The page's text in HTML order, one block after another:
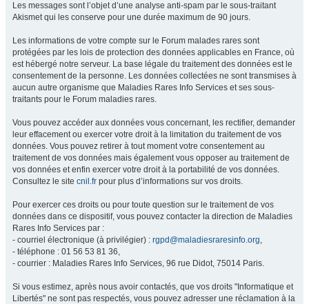
Les messages sont l’objet d’une analyse anti-spam par le sous-traitant
Akismet qui les conserve pour une durée maximum de 90 jours.
Les informations de votre compte sur le Forum malades rares sont
protégées par les lois de protection des données applicables en France, où
est hébergé notre serveur. La base légale du traitement des données est le
consentement de la personne. Les données collectées ne sont transmises à
aucun autre organisme que Maladies Rares Info Services et ses sous-
traitants pour le Forum maladies rares.
Vous pouvez accéder aux données vous concernant, les rectifier, demander
leur effacement ou exercer votre droit à la limitation du traitement de vos
données. Vous pouvez retirer à tout moment votre consentement au
traitement de vos données mais également vous opposer au traitement de
vos données et enfin exercer votre droit à la portabilité de vos données.
Consultez le site cnil.fr pour plus d’informations sur vos droits.
Pour exercer ces droits ou pour toute question sur le traitement de vos
données dans ce dispositif, vous pouvez contacter la direction de Maladies
Rares Info Services par :
- courriel électronique (à privilégier) : rgpd@maladiesraresinfo.org,
- téléphone : 01 56 53 81 36,
- courrier : Maladies Rares Info Services, 96 rue Didot, 75014 Paris.
Si vous estimez, après nous avoir contactés, que vos droits "Informatique et
Libertés" ne sont pas respectés, vous pouvez adresser une réclamation à la